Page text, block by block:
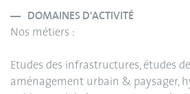
DOMAINES D'ACTIVITÉ
Nos métiers :
Etudes des infrastructures, études
aménagement urbain & paysager,